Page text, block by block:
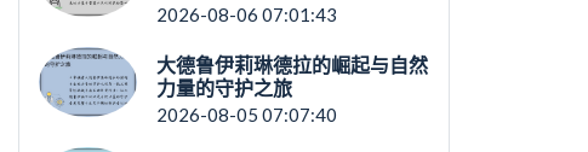
2026-08-06 07:01:43
大德鲁伊莉琳德拉的崛起与自然
力量的守护之旅
2026-08-05 07:07:40